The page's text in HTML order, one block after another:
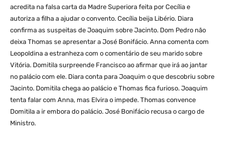
acredita na falsa carta da Madre Superiora feita por Cecília e
autoriza a filha a ajudar o convento. Cecília beija Libério. Diara
confirma as suspeitas de Joaquim sobre Jacinto. Dom Pedro não
deixa Thomas se apresentar a José Bonifácio. Anna comenta com
Leopoldina a estranheza com o comentário de seu marido sobre
Vitória. Domitila surpreende Francisco ao afirmar que irá ao jantar
no palácio com ele. Diara conta para Joaquim o que descobriu sobre
Jacinto. Domitila chega ao palácio e Thomas fica furioso. Joaquim
tenta falar com Anna, mas Elvira o impede. Thomas convence
Domitila a ir embora do palácio. José Bonifácio recusa o cargo de
Ministro.